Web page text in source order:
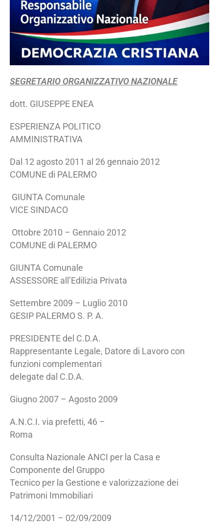
SEGRETARIO ORGANIZZATIVO NAZIONALE
dott. GIUSEPPE ENEA
ESPERIENZA POLITICO
AMMINISTRATIVA
Dal 12 agosto 2011 al 26 gennaio 2012
COMUNE di PALERMO
GIUNTA Comunale
VICE SINDACO
Ottobre 2010 – Gennaio 2012
COMUNE di PALERMO
GIUNTA Comunale
ASSESSORE all’Edilizia Privata
Settembre 2009 – Luglio 2010
GESIP PALERMO S. P. A.
PRESIDENTE del C.D.A.
Rappresentante Legale, Datore di Lavoro con
funzioni complementari
delegate dal C.D.A.
Giugno 2007 – Agosto 2009
A.N.C.I. via prefetti, 46 –
Roma
Consulta Nazionale ANCI per la Casa e
Componente del Gruppo
Tecnico per la Gestione e valorizzazione dei
Patrimoni Immobiliari
14/12/2001 – 02/09/2009